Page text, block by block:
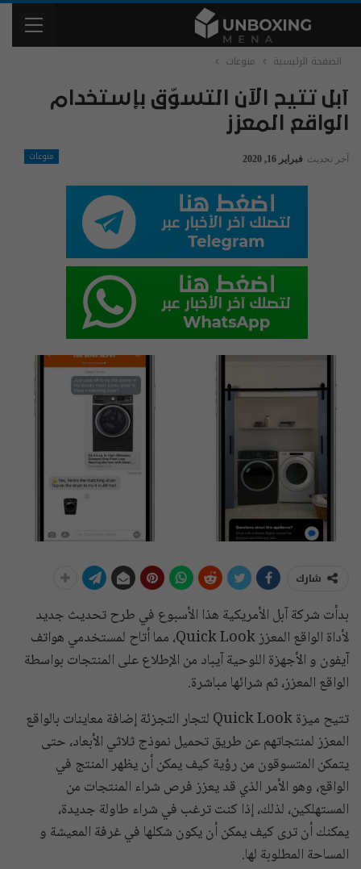
الصفحة الرئيسية منوعات
آبل تتيح الآن التسوّق بإستخدام
الواقع المعزز
منوعات آخر تحديث فبراير 16, 2020
شارك
بدأت شركة آبل الأمريكية هذا الأسبوع في طرح تحديث جديد
لأداة الواقع المعزز Quick Look، مما أتاح لمستخدمي هواتف
آيفون و الأجهزة اللوحية آيباد من الإطلاع على المنتجات بواسطة
الواقع المعزز، ثم شرائها مباشرة.
تتيح ميزة Quick Look لتجار التجزئة إضافة معاينات بالواقع
المعزز لمنتجاتهم عن طريق تحميل نموذج ثلاثي الأبعاد، حتى
يتمكن المتسوقون من رؤية كيف يمكن أن يظهر المنتج في
الواقع، وهو الأمر الذي قد يعزز فرص شراء المنتجات من
المستهلكين، لذلك، إذا كنت ترغب في شراء طاولة جديدة،
يمكنك أن ترى كيف يمكن أن يكون شكلها في غرفة المعيشة و
المساحة المطلوبة لها.